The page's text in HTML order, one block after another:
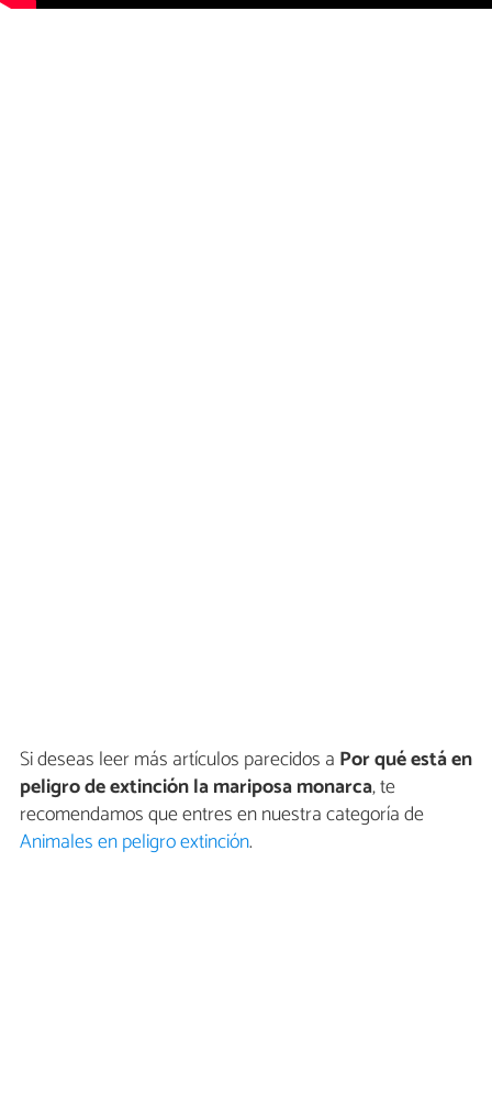
Si deseas leer más artículos parecidos a Por qué está en
peligro de extinción la mariposa monarca, te
recomendamos que entres en nuestra categoría de
Animales en peligro extinción.